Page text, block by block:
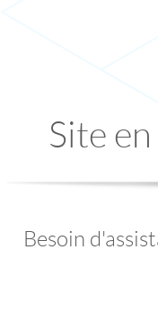
Site
Besoin